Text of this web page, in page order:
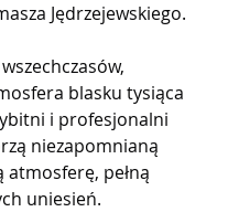
Jędrzejewskiego.
blasku tysiąca
i profesjonalni
niezapomnianą
pełną
uniesień.